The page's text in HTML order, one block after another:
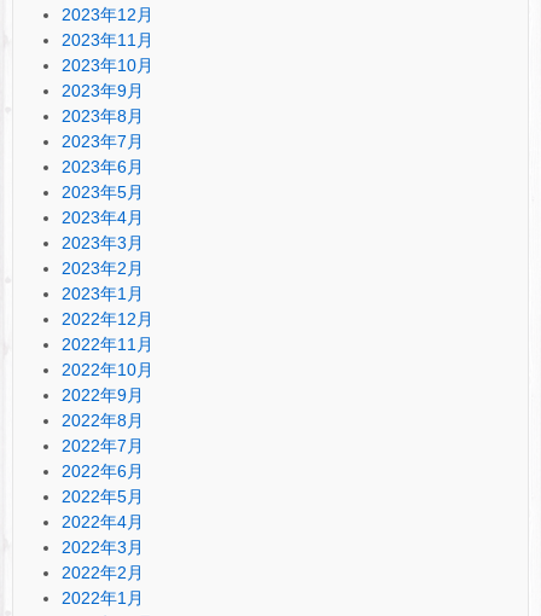
2023年12月
2023年11月
2023年10月
2023年9月
2023年8月
2023年7月
2023年6月
2023年5月
2023年4月
2023年3月
2023年2月
2023年1月
2022年12月
2022年11月
2022年10月
2022年9月
2022年8月
2022年7月
2022年6月
2022年5月
2022年4月
2022年3月
2022年2月
2022年1月